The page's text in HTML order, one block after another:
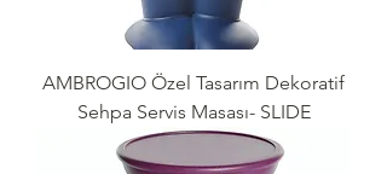
AMBROGIO Özel Tasarım Dekoratif
Sehpa Servis Masası- SLIDE